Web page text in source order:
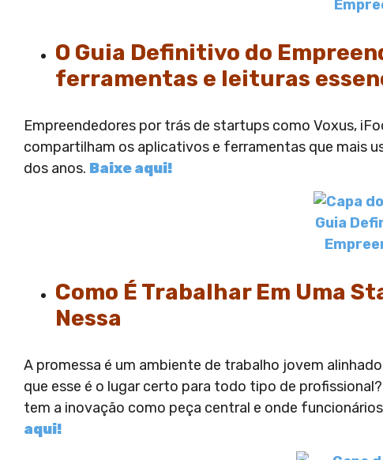
O Guia Definitivo do
ferramentas e leituras
Empreendedores por trás de startups como Voxus,
compartilham os aplicativos e ferramentas que mais
dos anos. Baixe aqui!
Como É Trabalhar Em Uma
Nessa
A promessa é um ambiente de trabalho jovem
que esse é o lugar certo para todo tipo de
tem a inovação como peça central e onde
aqui!